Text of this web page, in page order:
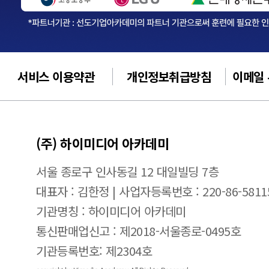
서비스 이용약관 개인정보취급방침 이메일
(주) 하이미디어 아카데미
서울 종로구 인사동길 12 대일빌딩 7층
대표자 : 김한정 | 사업자등록번호 : 220-86-
기관명칭 : 하이미디어 아카데미
통신판매업신고 : 제2018-서울종로-0495호
기관등록번호: 제2304호